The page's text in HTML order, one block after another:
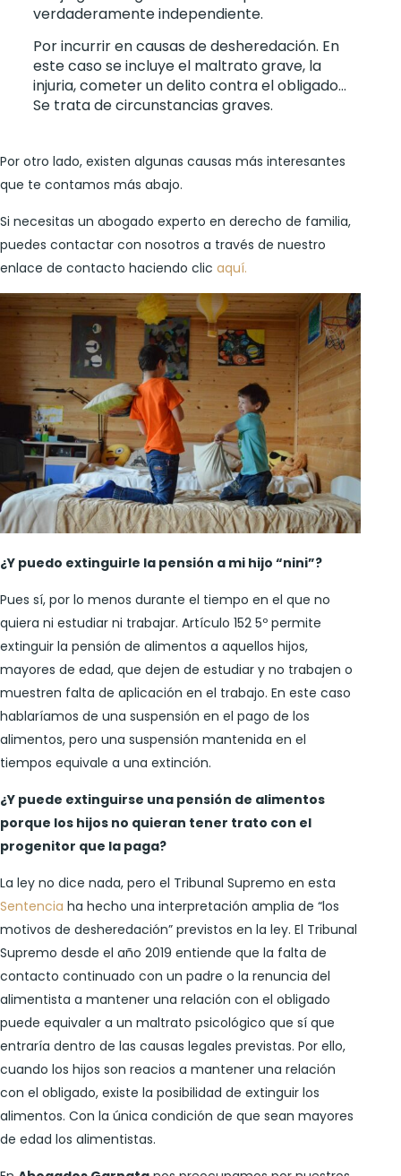
verdaderamente independiente.
Por incurrir en causas de desheredación. En
este caso se incluye el maltrato grave, la
injuria, cometer un delito contra el obligado…
Se trata de circunstancias graves.
Por otro lado, existen algunas causas más interesantes
que te contamos más abajo.
Si necesitas un abogado experto en derecho de familia,
puedes contactar con nosotros a través de nuestro
enlace de contacto haciendo clic aquí.
¿Y puedo extinguirle la pensión a mi hijo “nini”?
Pues sí, por lo menos durante el tiempo en el que no
quiera ni estudiar ni trabajar. Artículo 152 5º permite
extinguir la pensión de alimentos a aquellos hijos,
mayores de edad, que dejen de estudiar y no trabajen o
muestren falta de aplicación en el trabajo. En este caso
hablaríamos de una suspensión en el pago de los
alimentos, pero una suspensión mantenida en el
tiempos equivale a una extinción.
¿Y puede extinguirse una pensión de alimentos
porque los hijos no quieran tener trato con el
progenitor que la paga?
La ley no dice nada, pero el Tribunal Supremo en esta
Sentencia ha hecho una interpretación amplia de “los
motivos de desheredación” previstos en la ley. El Tribunal
Supremo desde el año 2019 entiende que la falta de
contacto continuado con un padre o la renuncia del
alimentista a mantener una relación con el obligado
puede equivaler a un maltrato psicológico que sí que
entraría dentro de las causas legales previstas. Por ello,
cuando los hijos son reacios a mantener una relación
con el obligado, existe la posibilidad de extinguir los
alimentos. Con la única condición de que sean mayores
de edad los alimentistas.